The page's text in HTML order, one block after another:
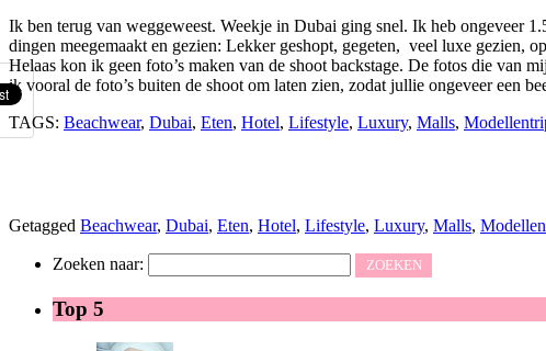
Ik ben terug van weggeweest. Weekje in Dubai ging snel. Ik heb ongeveer
dingen meegemaakt en gezien: Lekker geshopt, gegeten, veel luxe gezien,
Helaas kon ik geen foto’s maken van de shoot backstage. De fotos die van
ik vooral de foto’s buiten de shoot om laten zien, zodat jullie ongeveer een
TAGS: Beachwear, Dubai, Eten, Hotel, Lifestyle, Luxury, Malls,
Getagged Beachwear, Dubai, Eten, Hotel, Lifestyle, Luxury, Malls,
Zoeken naar:
Top 5